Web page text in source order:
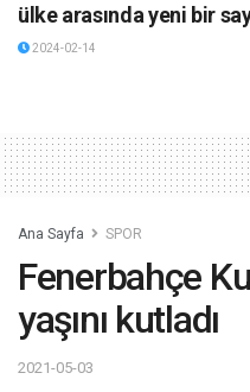
ülke arasında yeni bir
2024-02-14
Ana Sayfa SPOR
Fenerbahçe
yaşını kutladı
2021-05-03